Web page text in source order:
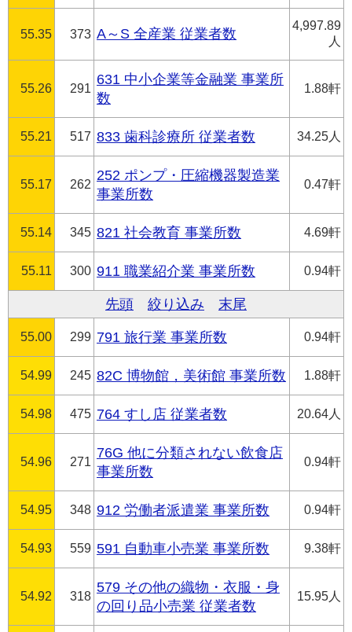
55.35 373 A～S 全産業 従業者数
4,997.89
人
55.26 291
631 中小企業等金融業 事業所
数
1.88軒
55.21 517 833 歯科診療所 従業者数 34.25人
55.17 262
252 ポンプ・圧縮機器製造業
事業所数
0.47軒
55.14 345 821 社会教育 事業所数 4.69軒
55.11 300 911 職業紹介業 事業所数 0.94軒
先頭 絞り込み 末尾
55.00 299 791 旅行業 事業所数 0.94軒
54.99 245 82C 博物館，美術館 事業所数 1.88軒
54.98 475 764 すし店 従業者数 20.64人
54.96 271
76G 他に分類されない飲食店
事業所数
0.94軒
54.95 348 912 労働者派遣業 事業所数 0.94軒
54.93 559 591 自動車小売業 事業所数 9.38軒
54.92 318
579 その他の織物・衣服・身
の回り品小売業 従業者数
15.95人